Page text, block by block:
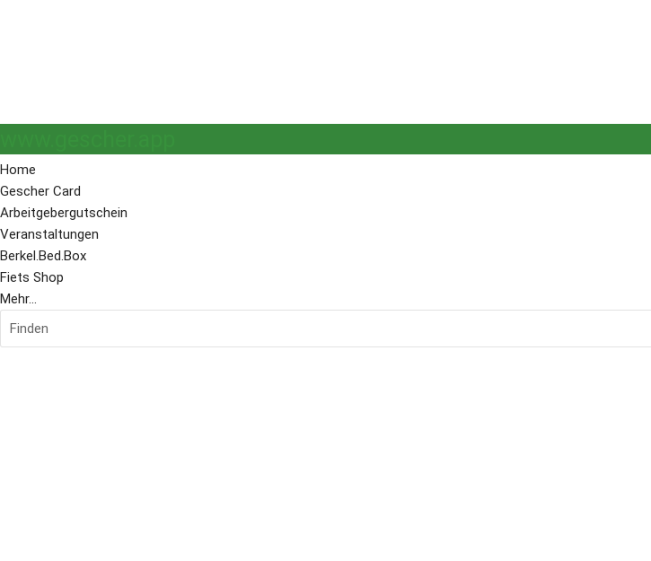
Home
Gescher Card
Arbeitgebergutschein
Veranstaltungen
Berkel.Bed.Box
Fiets Shop
Mehr...
Finden